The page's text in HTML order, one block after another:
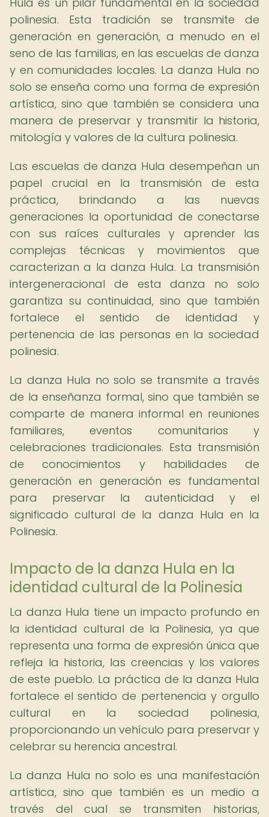
polinesia. Esta tradición se transmite de
generación en generación, a menudo en el
seno de las familias, en las escuelas de danza
y en comunidades locales. La danza Hula no
solo se enseña como una forma de expresión
artística, sino que también se considera una
manera de preservar y transmitir la historia,
mitología y valores de la cultura polinesia.
Las escuelas de danza Hula desempeñan un
papel crucial en la transmisión de esta
práctica, brindando a las nuevas
generaciones la oportunidad de conectarse
con sus raíces culturales y aprender las
complejas técnicas y movimientos que
caracterizan a la danza Hula. La transmisión
intergeneracional de esta danza no solo
garantiza su continuidad, sino que también
fortalece el sentido de identidad y
pertenencia de las personas en la sociedad
polinesia.
La danza Hula no solo se transmite a través
de la enseñanza formal, sino que también se
comparte de manera informal en reuniones
familiares, eventos comunitarios y
celebraciones tradicionales. Esta transmisión
de conocimientos y habilidades de
generación en generación es fundamental
para preservar la autenticidad y el
significado cultural de la danza Hula en la
Polinesia.
Impacto de la danza Hula en la
identidad cultural de la Polinesia
La danza Hula tiene un impacto profundo en
la identidad cultural de la Polinesia, ya que
representa una forma de expresión única que
refleja la historia, las creencias y los valores
de este pueblo. La práctica de la danza Hula
fortalece el sentido de pertenencia y orgullo
cultural en la sociedad polinesia,
proporcionando un vehículo para preservar y
celebrar su herencia ancestral.
La danza Hula no solo es una manifestación
artística, sino que también es un medio a
través del cual se transmiten historias,